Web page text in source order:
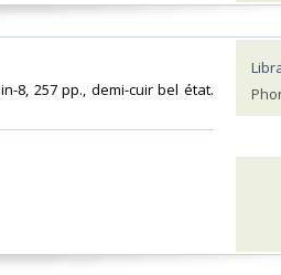
8, 257 pp., demi-cuir bel état.